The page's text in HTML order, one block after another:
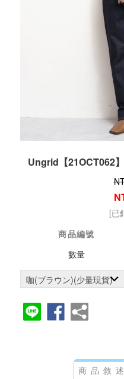
Ungrid【21OCT062
[已
商品編號
數量
商品敘述